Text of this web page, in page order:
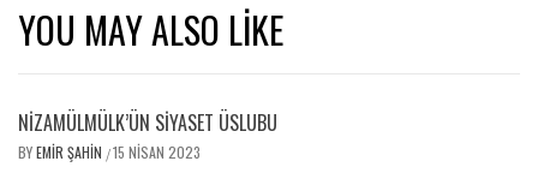
YOU MAY ALSO LIKE
NİZAMÜLMÜLK’ÜN SİYASET ÜSLUBU
BYEMIR ŞAHIN /15 NISAN 2023